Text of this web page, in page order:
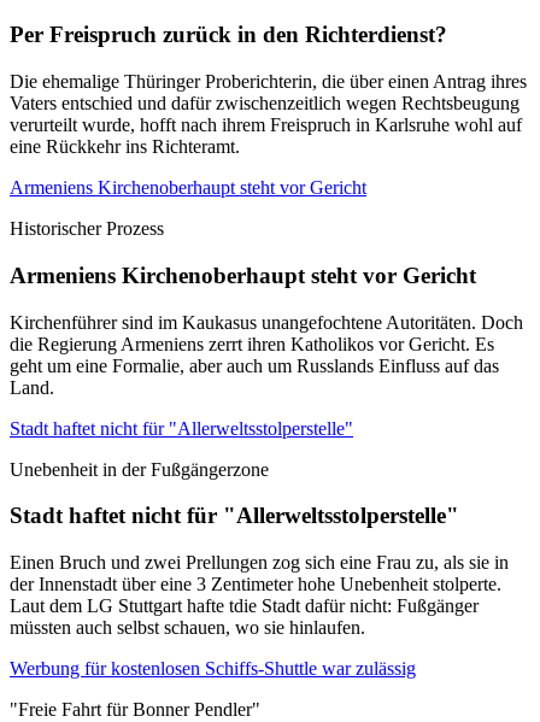
Per Freispruch zurück in den Richterdienst?
Die ehemalige Thüringer Proberichterin, die über einen Antrag ihres
Vaters entschied und dafür zwischenzeitlich wegen Rechtsbeugung
verurteilt wurde, hofft nach ihrem Freispruch in Karlsruhe wohl auf
eine Rückkehr ins Richteramt.
Armeniens Kirchenoberhaupt steht vor Gericht
Historischer Prozess
Armeniens Kirchenoberhaupt steht vor Gericht
Kirchenführer sind im Kaukasus unangefochtene Autoritäten. Doch
die Regierung Armeniens zerrt ihren Katholikos vor Gericht. Es
geht um eine Formalie, aber auch um Russlands Einfluss auf das
Land.
Stadt haftet nicht für "Allerweltsstolperstelle"
Unebenheit in der Fußgängerzone
Stadt haftet nicht für "Allerweltsstolperstelle"
Einen Bruch und zwei Prellungen zog sich eine Frau zu, als sie in
der Innenstadt über eine 3 Zentimeter hohe Unebenheit stolperte.
Laut dem LG Stuttgart hafte tdie Stadt dafür nicht: Fußgänger
müssten auch selbst schauen, wo sie hinlaufen.
Werbung für kostenlosen Schiffs-Shuttle war zulässig
"Freie Fahrt für Bonner Pendler"